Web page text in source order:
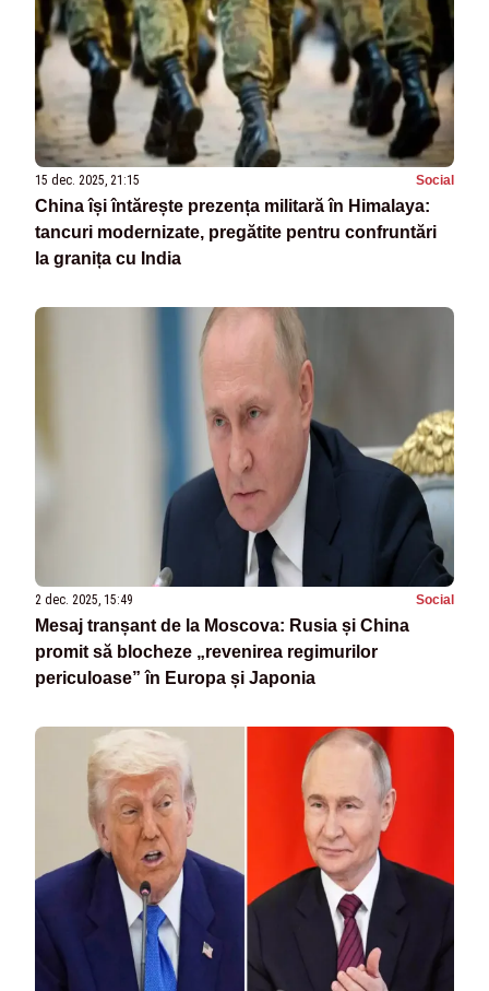
15 dec. 2025, 21:15 Social
China își întărește prezența militară în Himalaya:
tancuri modernizate, pregătite pentru confruntări
la granița cu India
2 dec. 2025, 15:49 Social
Mesaj tranșant de la Moscova: Rusia și China
promit să blocheze „revenirea regimurilor
periculoase” în Europa și Japonia